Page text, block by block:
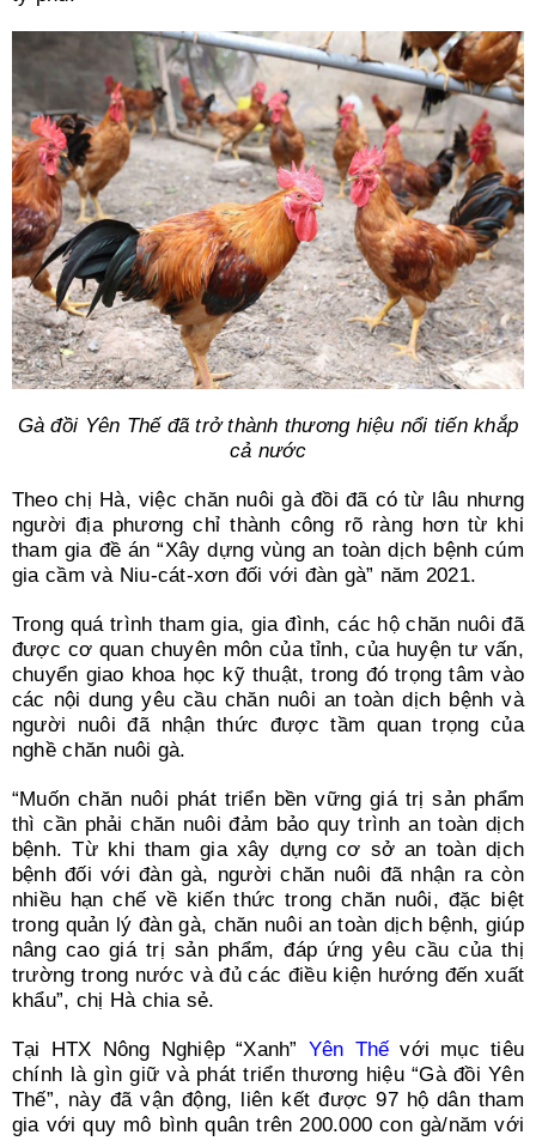
Gà đồi Yên Thế đã trở thành thương hiệu nổi tiến khắp
cả nước
Theo chị Hà, việc chăn nuôi gà đồi đã có từ lâu nhưng
người địa phương chỉ thành công rõ ràng hơn từ khi
tham gia đề án “Xây dựng vùng an toàn dịch bệnh cúm
gia cầm và Niu-cát-xơn đối với đàn gà” năm 2021.
Trong quá trình tham gia, gia đình, các hộ chăn nuôi đã
được cơ quan chuyên môn của tỉnh, của huyện tư vấn,
chuyển giao khoa học kỹ thuật, trong đó trọng tâm vào
các nội dung yêu cầu chăn nuôi an toàn dịch bệnh và
người nuôi đã nhận thức được tầm quan trọng của
nghề chăn nuôi gà.
“Muốn chăn nuôi phát triển bền vững giá trị sản phẩm
thì cần phải chăn nuôi đảm bảo quy trình an toàn dịch
bệnh. Từ khi tham gia xây dựng cơ sở an toàn dịch
bệnh đối với đàn gà, người chăn nuôi đã nhận ra còn
nhiều hạn chế về kiến thức trong chăn nuôi, đặc biệt
trong quản lý đàn gà, chăn nuôi an toàn dịch bệnh, giúp
nâng cao giá trị sản phẩm, đáp ứng yêu cầu của thị
trường trong nước và đủ các điều kiện hướng đến xuất
khẩu”, chị Hà chia sẻ.
Tại HTX Nông Nghiệp “Xanh” Yên Thế với mục tiêu
chính là gìn giữ và phát triển thương hiệu “Gà đồi Yên
Thế”, này đã vận động, liên kết được 97 hộ dân tham
gia với quy mô bình quân trên 200.000 con gà/năm với